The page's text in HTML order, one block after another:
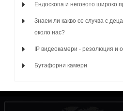
Ендоскопа и неговото широко
Знаем ли какво се случва с
около нас?
IP видеокамери - резолюция и
Бутафорни камери